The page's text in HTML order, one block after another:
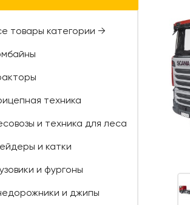
товары категории →
техника
и техника для леса
и катки
и фургоны
и джипы